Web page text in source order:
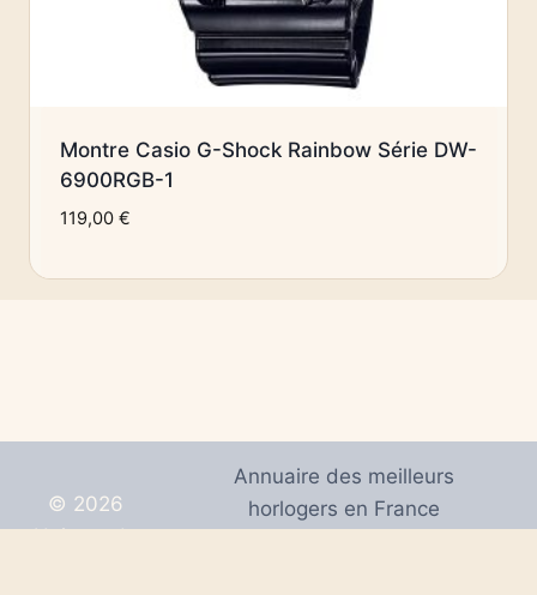
Montre Casio G-Shock Rainbow Série DW-
6900RGB-1
119,00 €
© 2026
Univers de
Annuaire des meilleurs
horlogers en France